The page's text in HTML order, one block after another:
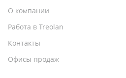
О компании
Работа в Treolan
Контакты
Офисы продаж